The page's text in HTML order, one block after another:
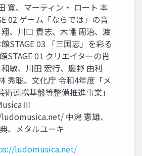
寛、マーティン・ ロート 本
02 ゲーム「ならでは」の⾳
、川⼝ 貴志、⽊幡 周治、渡
STAGE 03 「三国志」を彩る
STAGE 01 クリエイターの肖
敏、川⽥ 宏⾏、慶野 由利
秀聡、文化庁 令和4年度「メ
術連携基盤等整備推進事業」
Ⅲ
中潟 憲雄、
、メタルユーキ
ludomusica.net/